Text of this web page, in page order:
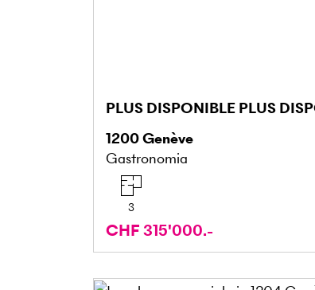
1200Genève
Gastronomia
3
CHF 315'000.-